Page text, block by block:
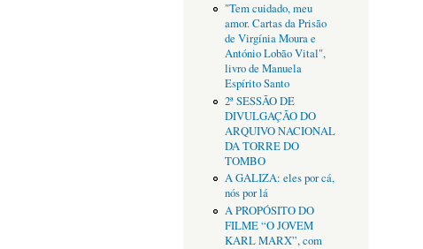
"Tem cuidado, meu
amor. Cartas da Prisão
de Virgínia Moura e
António Lobão Vital",
livro de Manuela
Espírito Santo
2ª SESSÃO DE
DIVULGAÇÃO DO
ARQUIVO NACIONAL
DA TORRE DO
TOMBO
A GALIZA: eles por cá,
nós por lá
A PROPÓSITO DO
FILME “O JOVEM
KARL MARX”, com